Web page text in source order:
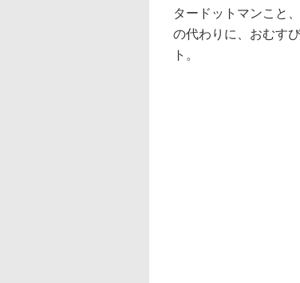
タードットマンこと
の代わりに、おむす
ト。